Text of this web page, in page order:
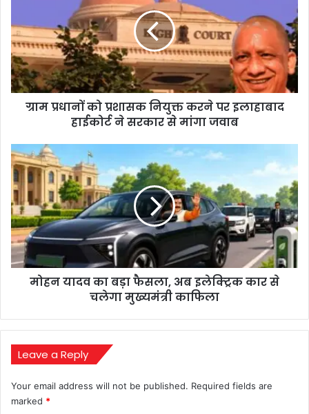
नियुक्त
करने
पर
इलाहाबाद
हाईकोर्ट
मांगा
जवाब
ग्राम प्रधानों को प्रशासक नियुक्त करने पर इलाहाबाद
हाईकोर्ट ने सरकार से मांगा जवाब
मोहन
यादव
का
बड़ा
फैसला,
अब
इलेक्ट्रिक
कार
से
मोहन यादव का बड़ा फैसला, अब इलेक्ट्रिक कार से
चलेगा मुख्यमंत्री काफिला
Leave a Reply
Your email address will not be published. Required fields are
marked *